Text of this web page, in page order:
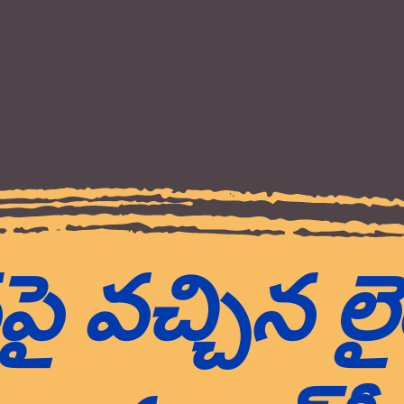
వచ్చిన